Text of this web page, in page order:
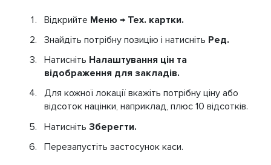
Відкрийте Меню → Тех. картки.
Знайдіть потрібну позицію і натисніть Ред.
Натисніть Налаштування цін та
відображення для закладів.
Для кожної локації вкажіть потрібну ціну або
відсоток націнки, наприклад, плюс 10 відсотків.
Натисніть Зберегти.
Перезапустіть застосунок каси.